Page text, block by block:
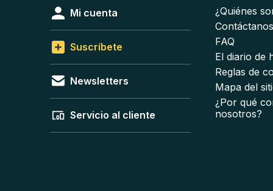
Mi cuenta
Suscríbete
Newsletters
Servicio al cliente
¿Quiénes
FAQ
El diario de
Reglas de
Mapa del
¿Por qué
nosotros?